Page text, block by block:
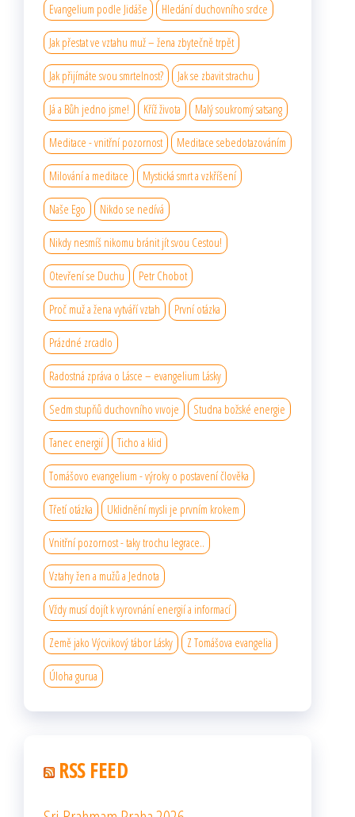
Evangelium podle Jidáše Hledání duchovního srdce
Jak přestat ve vztahu muž – žena zbytečně trpět
Jak přijímáte svou smrtelnost? Jak se zbavit strachu
Já a Bůh jedno jsme! Kříž života Malý soukromý satsang
Meditace - vnitřní pozornost Meditace sebedotazováním
Milování a meditace Mystická smrt a vzkříšení
Naše Ego Nikdo se nedívá
Nikdy nesmíš nikomu bránit jít svou Cestou!
Otevření se Duchu Petr Chobot
Proč muž a žena vytváří vztah První otázka
Prázdné zrcadlo
Radostná zpráva o Lásce – evangelium Lásky
Sedm stupňů duchovního vıvoje Studna božské energie
Tanec energií Ticho a klid
Tomášovo evangelium - výroky o postavení člověka
Třetí otázka Uklidnění mysli je prvním krokem
Vnitřní pozornost - taky trochu legrace..
Vztahy žen a mužů a Jednota
Vždy musí dojít k vyrovnání energií a informací
Země jako Výcvikový tábor Lásky Z Tomášova evangelia
Úloha gurua
RSS FEED